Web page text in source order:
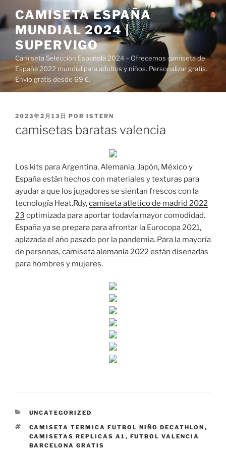
al
contenido
CAMISETA ESPAÑA
MUNDIAL 2024 |
SUPERVIGO
Camiseta Selección Española 2024 – Ofrecemos camiseta de
España 2022 mundial para adultos y niños. Personalizar gratis.
Envío gratis desde 69 €.
PUBLICADO
2023年2月13日 POR ISTERN
camisetas baratas valencia
Los kits para Argentina, Alemania, Japón, México y
España están hechos con materiales y texturas para
ayudar a que los jugadores se sientan frescos con la
tecnología Heat.Rdy,camiseta atletico de madrid 2022
23 optimizada para aportar todavía mayor comodidad.
España ya se prepara para afrontar la Eurocopa 2021,
aplazada el año pasado por la pandemia. Para la mayoría
de personas,camiseta alemania 2022están diseñadas
para hombres y mujeres.
CATEGORÍAS
UNCATEGORIZED
ETIQUETAS
CAMISETA TERMICA FUTBOL NIÑO DECATHLON ,
CAMISETAS REPLICAS A1 , FUTBOL VALENCIA
BARCELONA GRATIS